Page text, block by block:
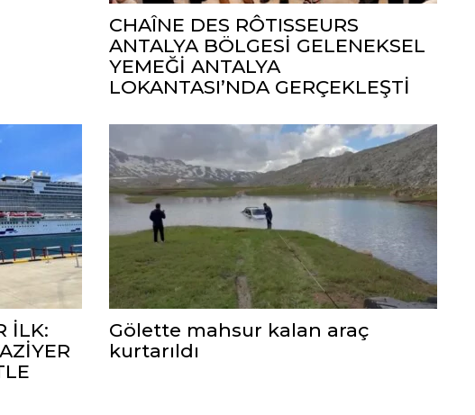
CHAÎNE DES RÔTISSEURS
ANTALYA BÖLGESİ GELENEKSEL
YEMEĞİ ANTALYA
LOKANTASI’NDA GERÇEKLEŞTİ
İLK:
Gölette mahsur kalan araç
kurtarıldı